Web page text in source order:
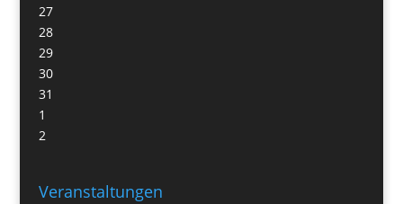
27
28
29
30
31
1
2
Veranstaltungen